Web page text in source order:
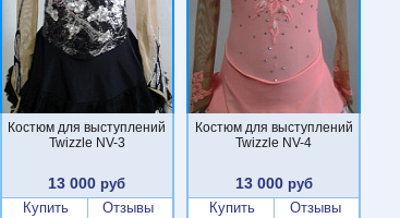
Костюм для выступлений
Twizzle NV-3
13 000 руб
Купить
Отзывы
Костюм для выступлений
Twizzle NV-4
13 000руб
Купить
Отзывы